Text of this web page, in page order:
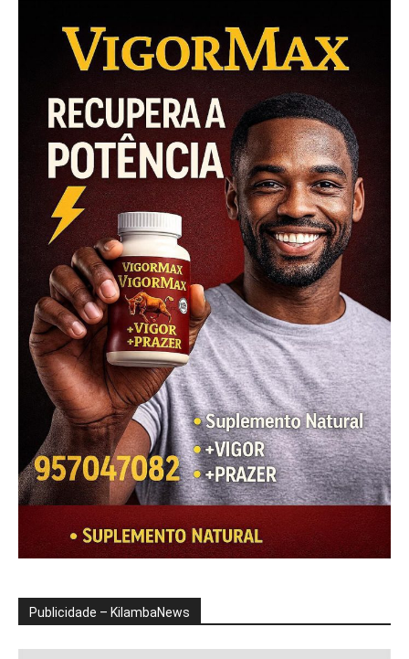
Publicidade – KilambaNews